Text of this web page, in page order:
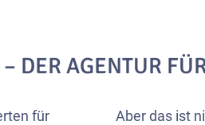
DER AGENTUR
für
Aber das ist